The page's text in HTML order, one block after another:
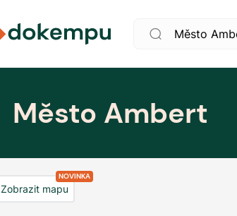
Město Ambert
NOVINKA
Zobrazit mapu